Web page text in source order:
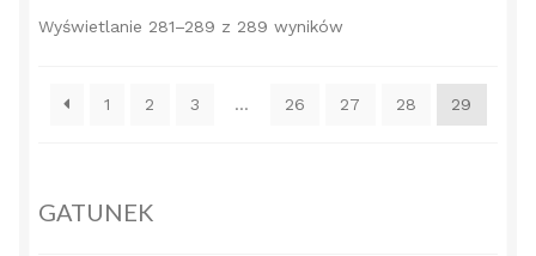
Wyświetlanie 281–289 z 289 wyników
popularności
1
2 3 … 26 27 28 29
GATUNEK